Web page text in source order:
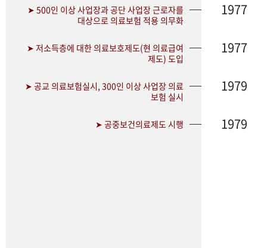
➤ 500인 이상 사업장과 공단 사업장 근로자를
대상으로 의료보험 적용 의무화
1977
➤ 저소득층에 대한 의료보호제도(현 의료급여
제도) 도입
1977
➤ 공교 의료보험실시, 300인 이상 사업장 의료
보험 실시
1979
➤ 공중보건의료제도 시행 1979